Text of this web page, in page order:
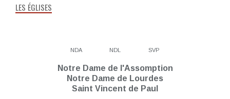
LES ÉGLISES
NDA NDL SVP
Notre Dame de l'Assomption
Notre Dame de Lourdes
Saint Vincent de Paul